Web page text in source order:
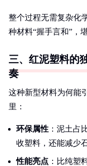
整个过程无需复杂化
种材料“握手言和”，
三、红泥塑料的
奏
这种新型材料为何能
里：
环保属性 ：泥土占
收塑料，还能减少
性能亮点 ：比纯塑